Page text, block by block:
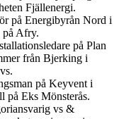
Fjällenergi.
på Energibyrån Nord i
på Afry.
på Plan
från Bjerking i
på Keyvent i
på Eks Mönsterås.
vs &